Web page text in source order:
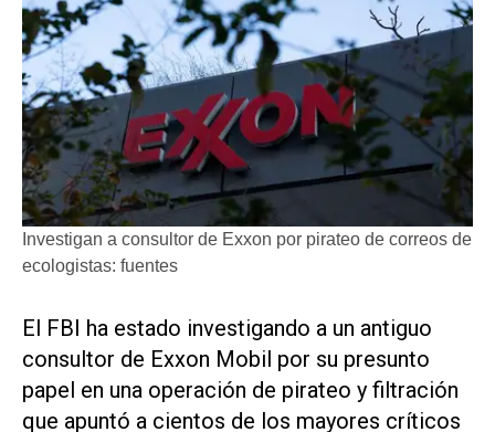
Investigan a consultor de Exxon por pirateo de correos de
ecologistas: fuentes
El FBI ha estado investigando a un antiguo
consultor de Exxon Mobil por su presunto
papel en una operación de pirateo y filtración
que apuntó a cientos de los mayores críticos